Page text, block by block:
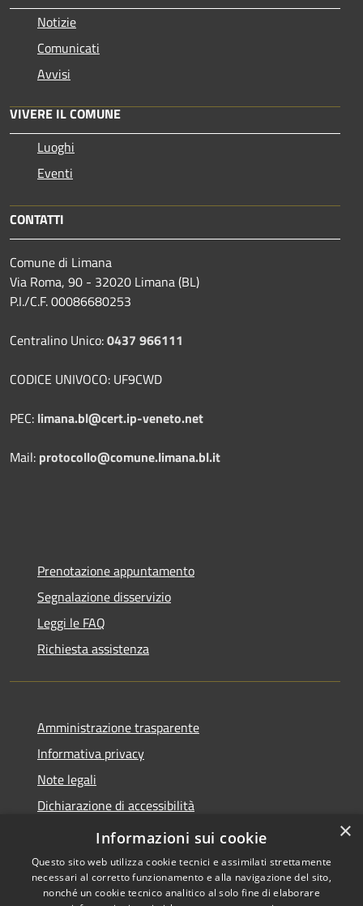
Notizie
Comunicati
Avvisi
VIVERE IL COMUNE
Luoghi
Eventi
CONTATTI
Comune di Limana
Via Roma, 90 - 32020 Limana (BL)
P.I./C.F. 00086680253
Centralino Unico:0437 966111
CODICE UNIVOCO: UF9CWD
PEC: limana.bl@cert.ip-veneto.net
Mail: protocollo@comune.limana.bl.it
Prenotazione appuntamento
Segnalazione disservizio
Leggi le FAQ
Richiesta assistenza
Amministrazione trasparente
Informativa privacy
Note legali
Dichiarazione di accessibilità
Moduli Privacy Amministrazione trasparente
×
Informazioni sui cookie
Questo sito web utilizza cookie tecnici e assimilati strettamente
necessari al corretto funzionamento e alla navigazione del sito,
nonché un cookie tecnico analitico al solo fine di elaborare